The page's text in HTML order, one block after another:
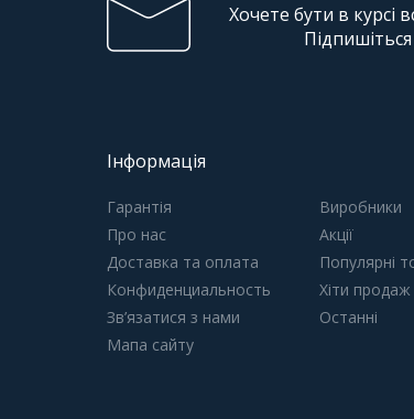
Хочете бути в курсі
Інформація
Гарантія
Про нас
Доставка та оплата
Конфиденциальность
Зв’язатися з нами
Мапа сайту
Виробники
Акції
Популярні
Хіти продаж
Останні